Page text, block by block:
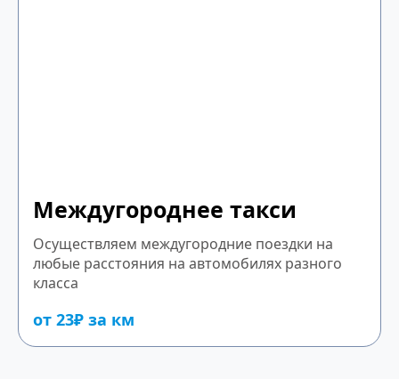
Междугороднее такси
Осуществляем междугородние поездки на
любые расстояния на автомобилях разного
класса
от 23₽ за км